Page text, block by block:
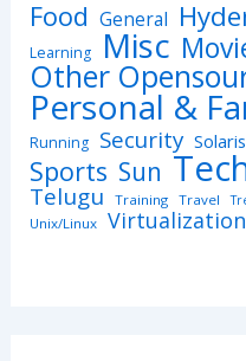
Food General
Learning Misc
Other
Personal &
Running Security Solaris
Sports Sun
Telugu Training Travel
Unix/Linux Virtualization